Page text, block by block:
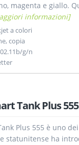
magenta e giallo.
informazioni]
a colori
copia
g/n
Tank Plus 555
Plus 555 è uno
statunitense ha